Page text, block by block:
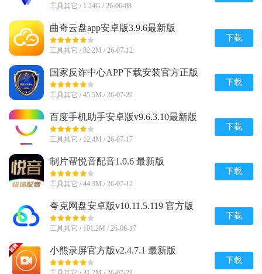
工具其它 / 1.24G / 26-06-08
曲奇云盘app安卓版3.9.6最新版
工具其它 / 82.2M / 26-07-12
下载
国家反诈中心APP下载安装官方正版
v2.0.25
工具其它 / 45.5M / 26-07-22
下载
百度手机助手安卓版v9.6.3.10最新版
工具其它 / 12.4M / 26-07-17
下载
制片帮悦音配音1.0.6 最新版
工具其它 / 44.3M / 26-07-12
下载
夸克网盘安卓版v10.11.5.119 官方版
工具其它 / 101.2M / 26-06-17
下载
小熊录屏官方版v2.4.7.1 最新版
下载